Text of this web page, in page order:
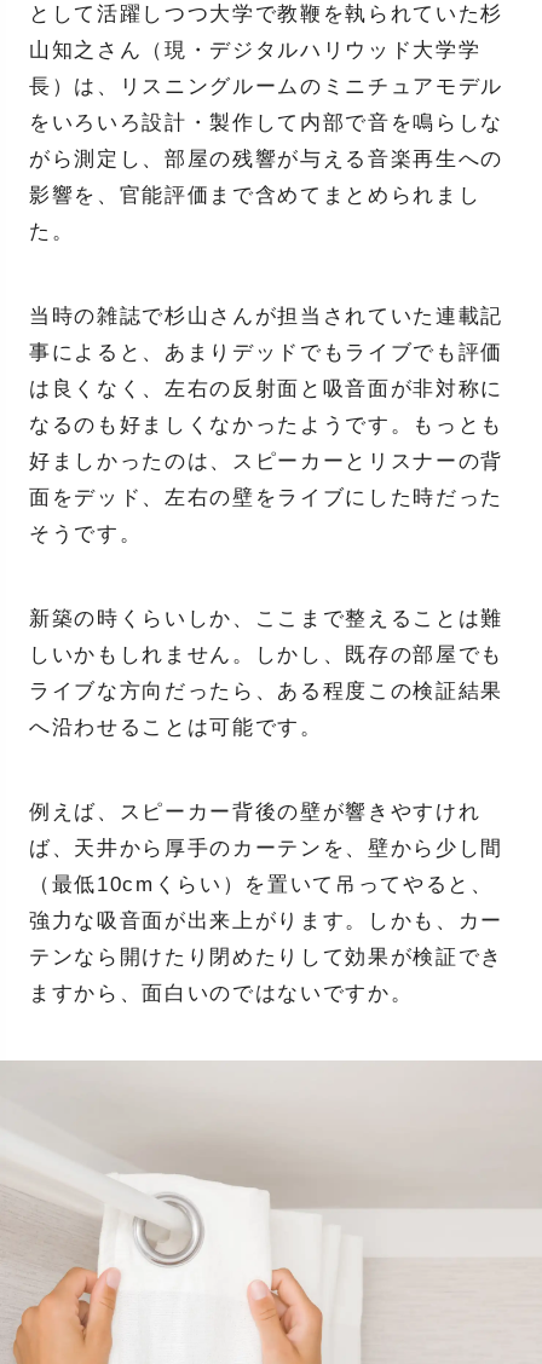
として活躍しつつ大学で教鞭を執られていた杉
山知之さん（現・デジタルハリウッド大学学
長）は、リスニングルームのミニチュアモデル
をいろいろ設計・製作して内部で音を鳴らしな
がら測定し、部屋の残響が与える音楽再生への
影響を、官能評価まで含めてまとめられまし
た。
当時の雑誌で杉山さんが担当されていた連載記
事によると、あまりデッドでもライブでも評価
は良くなく、左右の反射面と吸音面が非対称に
なるのも好ましくなかったようです。もっとも
好ましかったのは、スピーカーとリスナーの背
面をデッド、左右の壁をライブにした時だった
そうです。
新築の時くらいしか、ここまで整えることは難
しいかもしれません。しかし、既存の部屋でも
ライブな方向だったら、ある程度この検証結果
へ沿わせることは可能です。
例えば、スピーカー背後の壁が響きやすけれ
ば、天井から厚手のカーテンを、壁から少し間
（最低10cmくらい）を置いて吊ってやると、
強力な吸音面が出来上がります。しかも、カー
テンなら開けたり閉めたりして効果が検証でき
ますから、面白いのではないですか。